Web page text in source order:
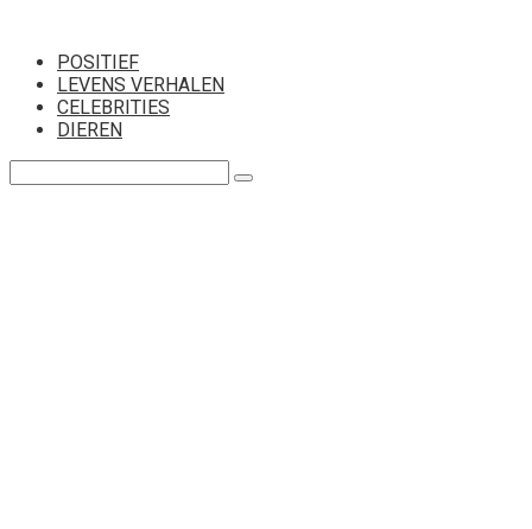
контентуPOSITIEF
LEVENS VERHALEN
CELEBRITIES
DIEREN